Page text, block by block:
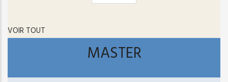
page
VOIR TOUT
MASTER